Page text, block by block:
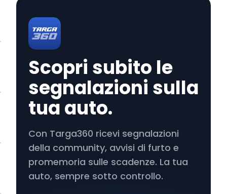
Scopri subito le
segnalazioni sulla
tua auto.
Con Targa360 ricevi segnalazioni
della community, avvisi di furto e
promemoria sulle scadenze. La tua
auto, sempre sotto controllo.